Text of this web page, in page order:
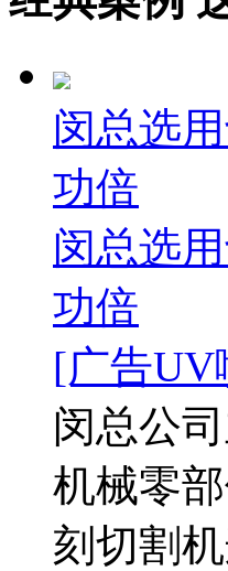
闵总选
功倍
闵总选
功倍
[广告UV
闵总公
机械零
刻切割